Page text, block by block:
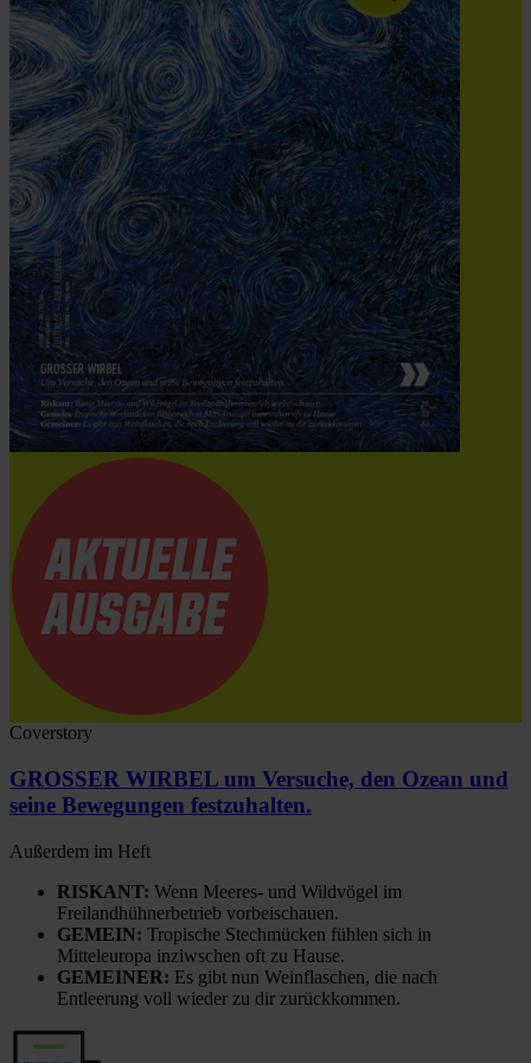
Coverstory
GROSSER WIRBEL um Versuche, den Ozean und
seine Bewegungen festzuhalten.
Außerdem im Heft
RISKANT: Wenn Meeres- und Wildvögel im
Freilandhühnerbetrieb vorbeischauen.
GEMEIN: Tropische Stechmücken fühlen sich in
Mitteleuropa inziwschen oft zu Hause.
GEMEINER: Es gibt nun Weinflaschen, die nach
Entleerung voll wieder zu dir zurückkommen.